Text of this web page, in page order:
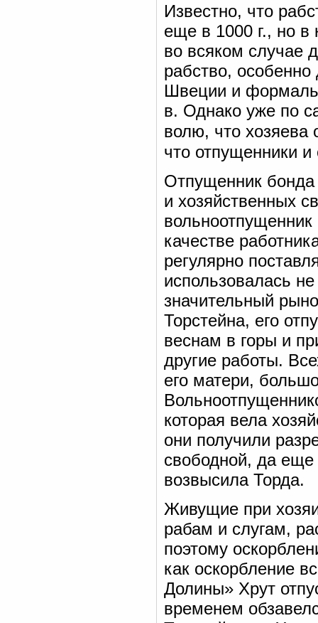
Известно, что
еще в 1000 г., но в
во всяком случае
рабство, особенно
Швеции и
в. Однако уже по
волю, что хозяева
что отпущенники
Отпущенник бонда
и хозяйственных
качестве
регулярно
использовалась
значительный
Торстейна, его
веснам в горы и
другие работы.
его матери,
которая вела
они получили
свободной, да еще
возвысила Торда.
Живущие при
рабам и слугам,
поэтому
как оскорбление
Долины» Хрут
временем